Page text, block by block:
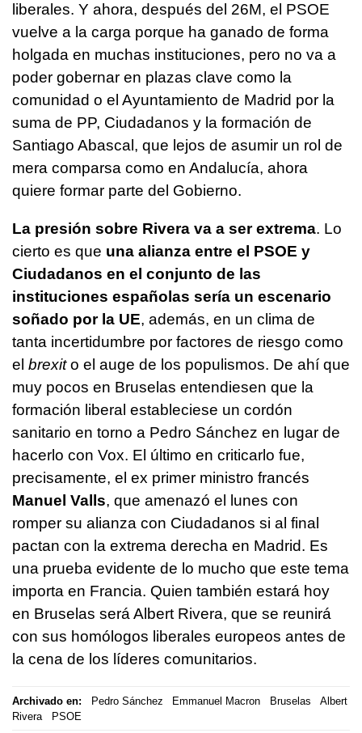
liberales. Y ahora, después del 26M, el PSOE
vuelve a la carga porque ha ganado de forma
holgada en muchas instituciones, pero no va a
poder gobernar en plazas clave como la
comunidad o el Ayuntamiento de Madrid por la
suma de PP, Ciudadanos y la formación de
Santiago Abascal, que lejos de asumir un rol de
mera comparsa como en Andalucía, ahora
quiere formar parte del Gobierno.
La presión sobre Rivera va a ser extrema. Lo
cierto es que una alianza entre el PSOE y
Ciudadanos en el conjunto de las
instituciones españolas sería un escenario
soñado por la UE, además, en un clima de
tanta incertidumbre por factores de riesgo como
el brexito el auge de los populismos. De ahí que
muy pocos en Bruselas entendiesen que la
formación liberal estableciese un cordón
sanitario en torno a Pedro Sánchez en lugar de
hacerlo con Vox. El último en criticarlo fue,
precisamente, el ex primer ministro francés
Manuel Valls, que amenazó el lunes con
romper su alianza con Ciudadanos si al final
pactan con la extrema derecha en Madrid. Es
una prueba evidente de lo mucho que este tema
importa en Francia. Quien también estará hoy
en Bruselas será Albert Rivera, que se reunirá
con sus homólogos liberales europeos antes de
la cena de los líderes comunitarios.
Archivado en: Pedro Sánchez Emmanuel Macron Bruselas
Albert
Rivera
PSOE